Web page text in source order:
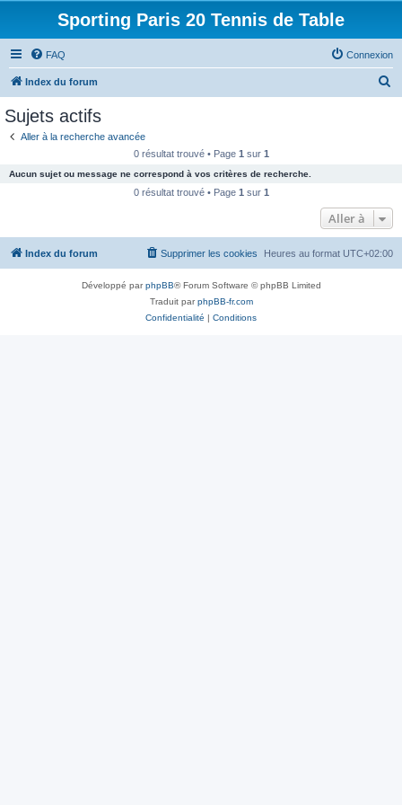
Sporting Paris 20 Tennis de Table
FAQ Connexion
Index du forum
c
e
Sujets actifs
Aller à la recherche avancée
0 résultat trouvé • Page 1 sur 1
Aucun sujet ou message ne correspond à vos critères de recherche.
0 résultat trouvé • Page 1 sur 1
Aller à
Index du forum Heures au format UTC+02:00
Supprimer les cookies
Développé parphpBB® Forum Software © phpBB Limited
Traduit parphpBB-fr.com
Confidentialité | Conditions